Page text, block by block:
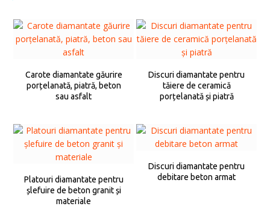
Carote diamantate găurire
porțelanată, piatră, beton
sau asfalt
Discuri diamantate pentru
tăiere de ceramică
porțelanată și piatră
Platouri diamantate pentru
șlefuire de beton granit și
materiale
Discuri diamantate pentru
debitare beton armat